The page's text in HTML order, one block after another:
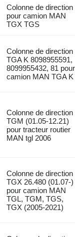
Colonne de direction
pour camion MAN
TGX TGS
Colonne de direction
TGA K 8098955591,
8099955432, 81 pour
camion MAN TGA K
Colonne de direction
TGM (01.05-12.21)
pour tracteur routier
MAN tgl 2006
Colonne de direction
TGX 26.480 (01.07-)
pour camion MAN
TGL, TGM, TGS,
TGX (2005-2021)